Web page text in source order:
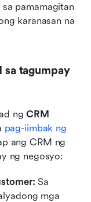
pamamagitan
karanasan na
sa tagumpay
ng CRM
pag-iimbak ng
ang CRM ng
ng negosyo:
Sa
mga